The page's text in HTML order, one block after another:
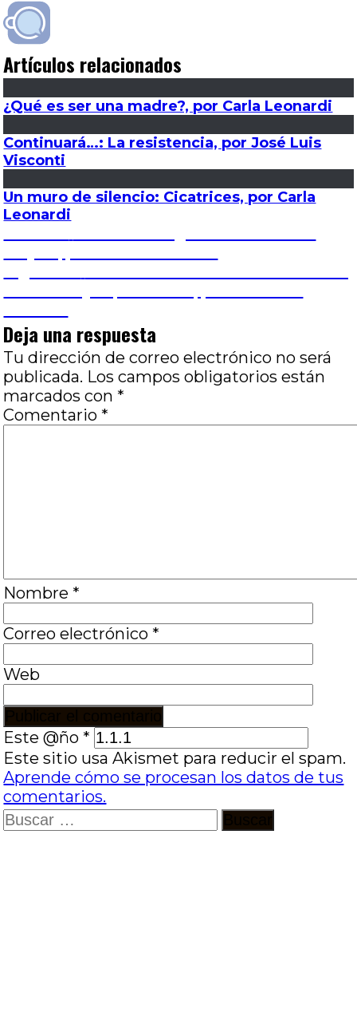
Artículos relacionados
¿Qué es ser una madre?, por Carla Leonardi
Continuará…: La resistencia, por José Luis
Visconti
Un muro de silencio: Cicatrices, por Carla
Leonardi
Navegación
de
entradas
Deja una respuesta
Tu dirección de correo electrónico no será
publicada. Los campos obligatorios están
marcados con *
Comentario *
Nombre *
Correo electrónico *
Web
Este @ño *
Este sitio usa Akismet para reducir el spam.
Aprende cómo se procesan los datos de tus
comentarios.
Buscar: